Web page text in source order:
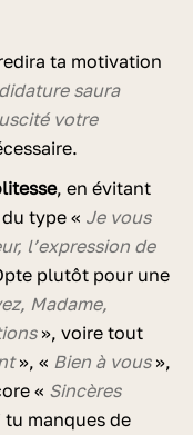
ta motivation
saura
votre
, en évitant
type « Je vous
l’expression de
plutôt pour une
Madame,
», voire tout
», « Bien à vous»,
« Sincères
tu manques de